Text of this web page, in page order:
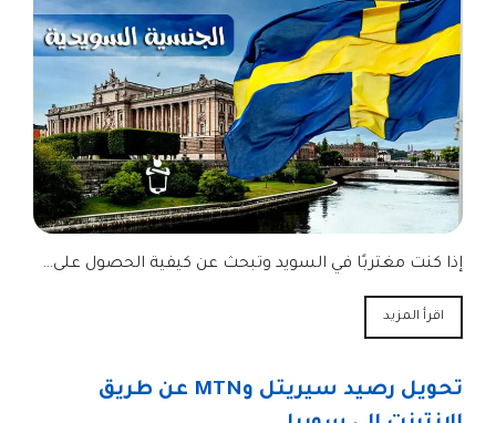
إذا كنت مغتربًا في السويد وتبحث عن كيفية الحصول على…
اقرأ المزيد
تحويل رصيد سيريتل وMTN عن طريق